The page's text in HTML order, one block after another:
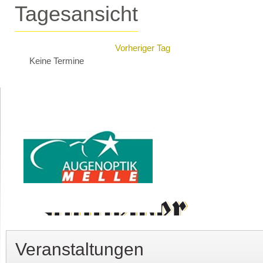
Tagesansicht
Vorheriger Tag
Keine Termine
Veranstaltungen